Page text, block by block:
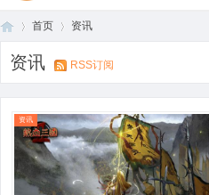
首页 资讯
资讯 RSS订阅
资讯